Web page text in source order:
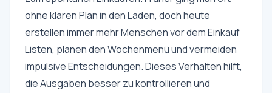
ohne klaren Plan in den Laden, doch heute
erstellen immer mehr Menschen vor dem Einkauf
Listen, planen den Wochenmenü und vermeiden
impulsive Entscheidungen. Dieses Verhalten hilft,
die Ausgaben besser zu kontrollieren und